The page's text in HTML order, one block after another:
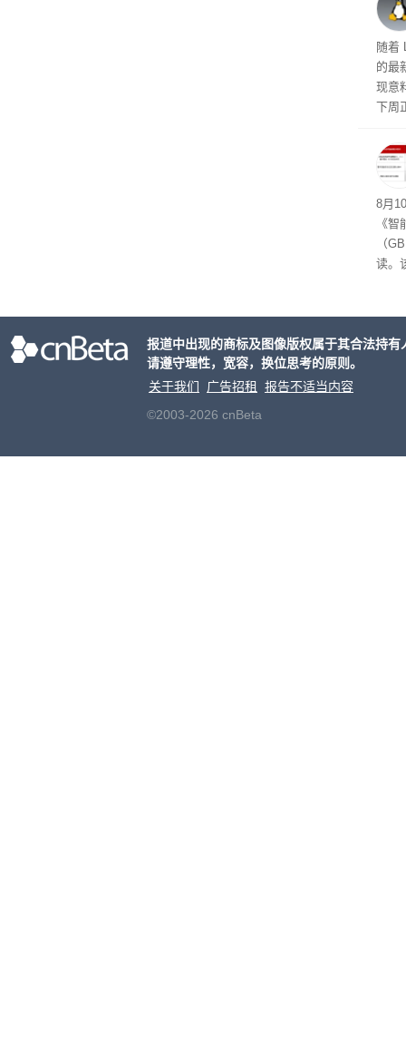
版
随着
的最
现意
下周
成
8月
《
（
读。
报道中出现的商标及图像版权属于其合法持
请遵守理性，宽容，换位思考的原则。
关于我们
广告招租
报告不适当内容
©2003-2026 cnBeta